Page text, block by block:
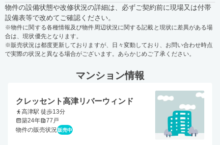
物件の設備状態や改修状況の詳細は、必ずご契約前に現場又は付帯
設備表等で改めてご確認ください。
※物件に関する各種情報及び物件周辺状況に関する記載と現状に差異がある場
合は、現状優先となります。
※販売状況は都度更新しておりますが、日々変動しており、お問い合わせ時点
で実際の状況と異なる場合がございます。あらかじめご了承ください。
マンション情報
クレッセント高津リバーウィンド
高津駅 徒歩13分
築24年
77戸
物件の販売状況販売中